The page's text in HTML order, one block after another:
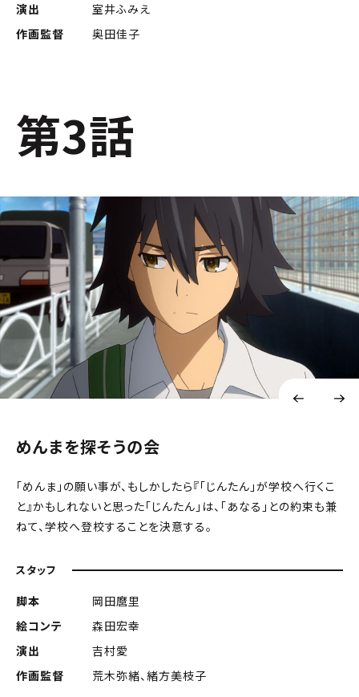
演出
室井ふみえ
作画監督
奥田佳子
第3話
めんまを探そうの会
「めんま」の願い事が、もしかしたら『「じんたん」が学校へ行くこ
と』かもしれないと思った「じんたん」は、「あなる」との約束も兼
ねて、学校へ登校することを決意する。
スタッフ
脚本
岡田麿里
絵コンテ
森田宏幸
演出
吉村愛
作画監督
荒木弥緒、緒方美枝子